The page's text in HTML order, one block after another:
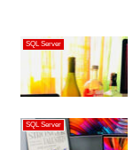
SQL Server
SQL Server